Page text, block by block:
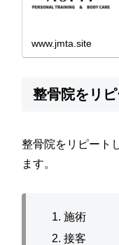
www.jmta.site
整骨院をリ
整骨院をリピート
ます。
施術
接客